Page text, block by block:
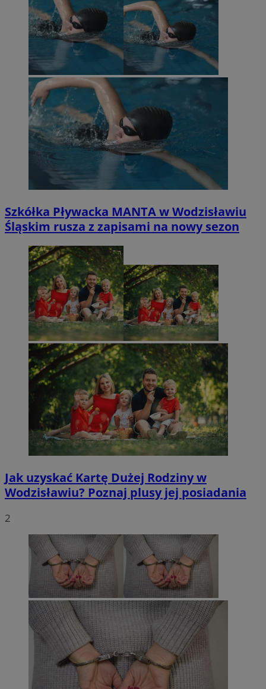
Szkółka Pływacka MANTA w Wodzisławiu
Śląskim rusza z zapisami na nowy sezon
Jak uzyskać Kartę Dużej Rodziny w
Wodzisławiu? Poznaj plusy jej posiadania
2